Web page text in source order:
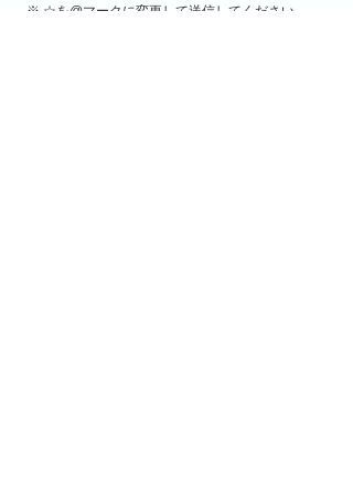
※ ☆を@マークに変更して送信してください。